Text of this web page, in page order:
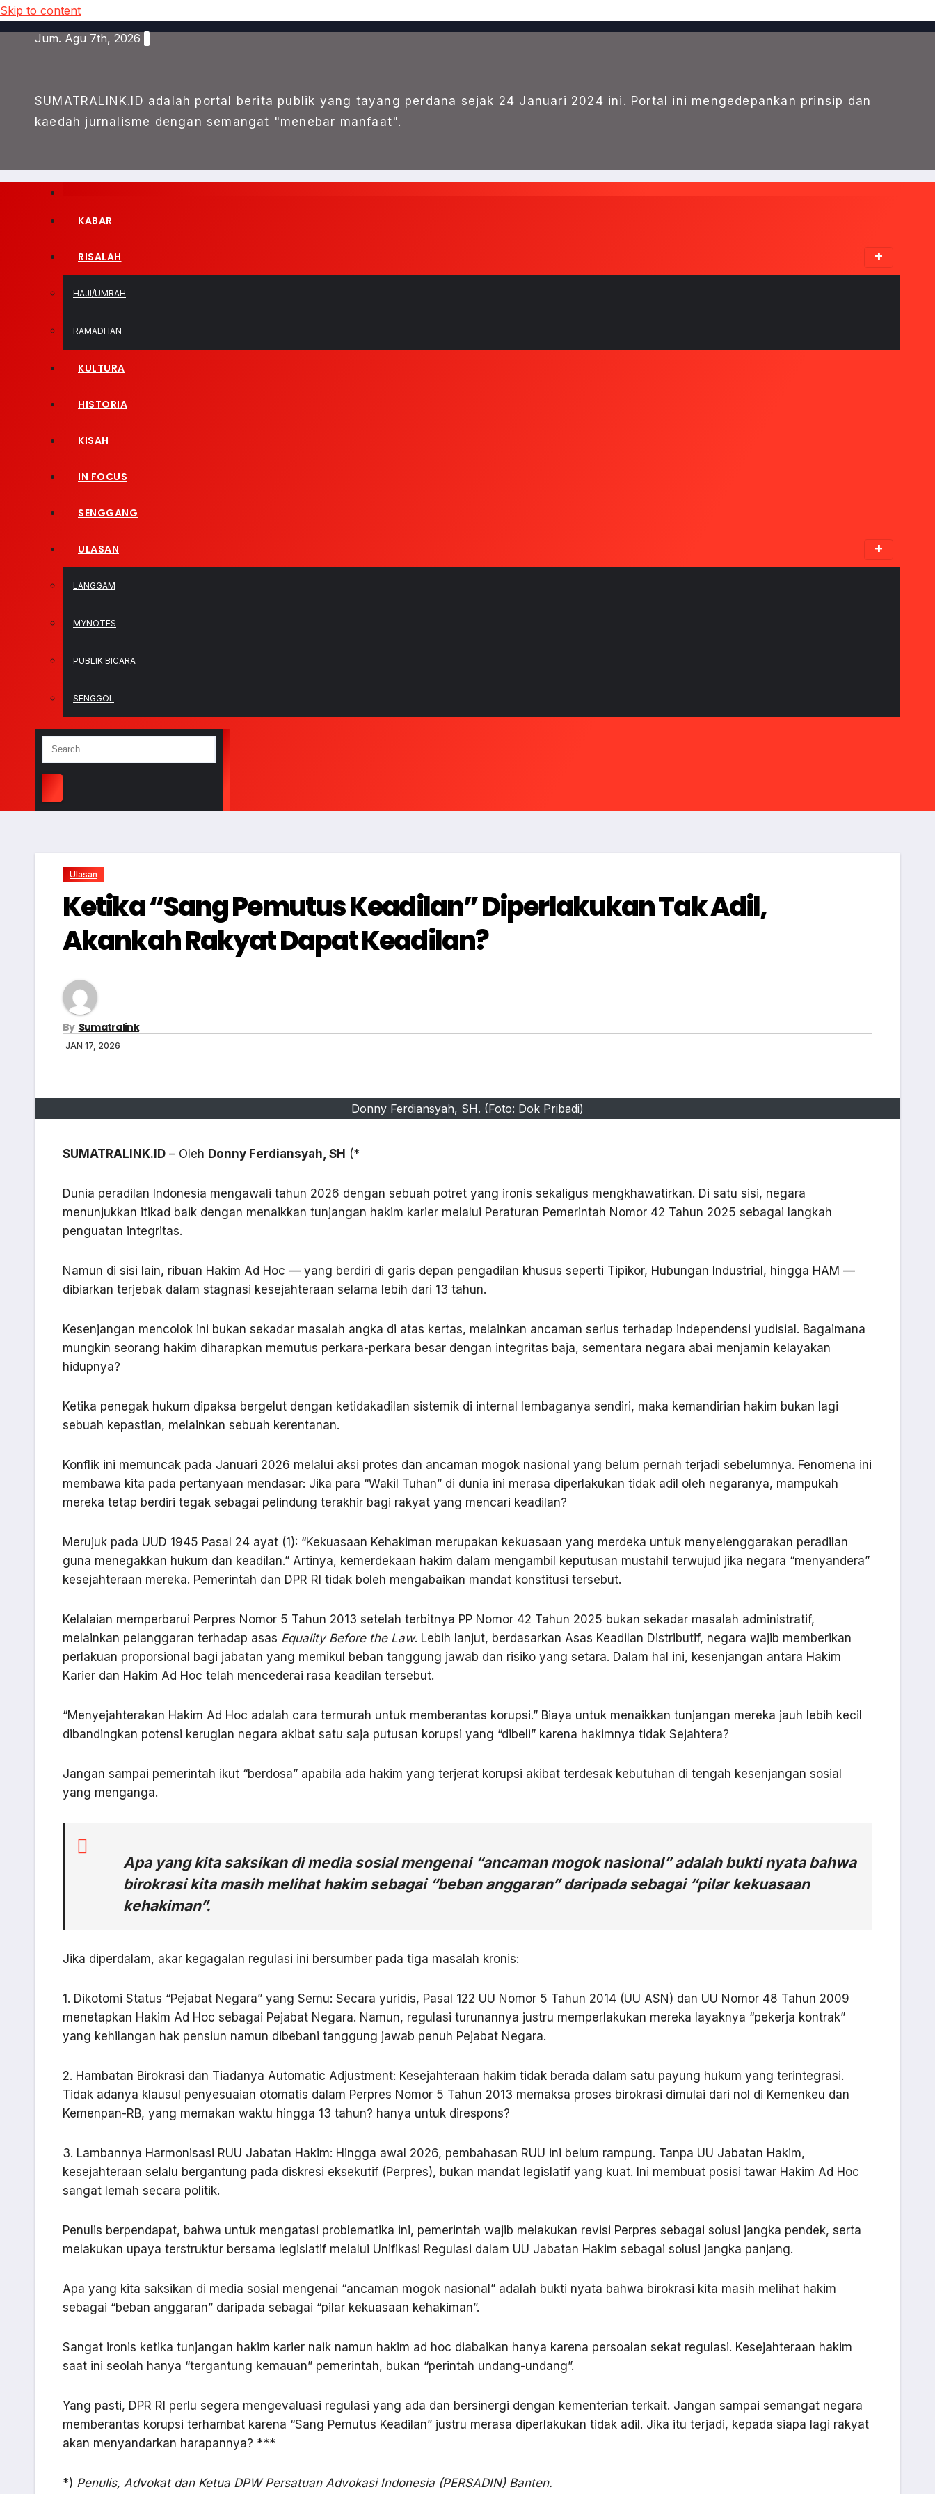
Skip to content
Jum. Agu 7th, 2026
SUMATRALINK.ID adalah portal berita publik yang tayang perdana sejak 24 Januari 2024 ini. Portal ini mengedepankan prinsip dan
kaedah jurnalisme dengan semangat "menebar manfaat".
KABAR
RISALAH
HAJI/UMRAH
RAMADHAN
KULTURA
HISTORIA
KISAH
IN FOCUS
SENGGANG
ULASAN
LANGGAM
MYNOTES
PUBLIK BICARA
SENGGOL
Ulasan
Ketika “Sang Pemutus Keadilan” Diperlakukan Tak Adil,
Akankah Rakyat Dapat Keadilan?
By Sumatralink
JAN 17, 2026
Donny Ferdiansyah, SH. (Foto: Dok Pribadi)
SUMATRALINK.ID – Oleh Donny Ferdiansyah, SH (*
Dunia peradilan Indonesia mengawali tahun 2026 dengan sebuah potret yang ironis sekaligus mengkhawatirkan. Di satu sisi, negara
menunjukkan itikad baik dengan menaikkan tunjangan hakim karier melalui Peraturan Pemerintah Nomor 42 Tahun 2025 sebagai langkah
penguatan integritas.
Namun di sisi lain, ribuan Hakim Ad Hoc — yang berdiri di garis depan pengadilan khusus seperti Tipikor, Hubungan Industrial, hingga HAM —
dibiarkan terjebak dalam stagnasi kesejahteraan selama lebih dari 13 tahun.
Kesenjangan mencolok ini bukan sekadar masalah angka di atas kertas, melainkan ancaman serius terhadap independensi yudisial. Bagaimana
mungkin seorang hakim diharapkan memutus perkara-perkara besar dengan integritas baja, sementara negara abai menjamin kelayakan
hidupnya?
Ketika penegak hukum dipaksa bergelut dengan ketidakadilan sistemik di internal lembaganya sendiri, maka kemandirian hakim bukan lagi
sebuah kepastian, melainkan sebuah kerentanan.
Konflik ini memuncak pada Januari 2026 melalui aksi protes dan ancaman mogok nasional yang belum pernah terjadi sebelumnya. Fenomena ini
membawa kita pada pertanyaan mendasar: Jika para “Wakil Tuhan” di dunia ini merasa diperlakukan tidak adil oleh negaranya, mampukah
mereka tetap berdiri tegak sebagai pelindung terakhir bagi rakyat yang mencari keadilan?
Merujuk pada UUD 1945 Pasal 24 ayat (1): “Kekuasaan Kehakiman merupakan kekuasaan yang merdeka untuk menyelenggarakan peradilan
guna menegakkan hukum dan keadilan.” Artinya, kemerdekaan hakim dalam mengambil keputusan mustahil terwujud jika negara “menyandera”
kesejahteraan mereka. Pemerintah dan DPR RI tidak boleh mengabaikan mandat konstitusi tersebut.
Kelalaian memperbarui Perpres Nomor 5 Tahun 2013 setelah terbitnya PP Nomor 42 Tahun 2025 bukan sekadar masalah administratif,
melainkan pelanggaran terhadap asas Equality Before the Law. Lebih lanjut, berdasarkan Asas Keadilan Distributif, negara wajib memberikan
perlakuan proporsional bagi jabatan yang memikul beban tanggung jawab dan risiko yang setara. Dalam hal ini, kesenjangan antara Hakim
Karier dan Hakim Ad Hoc telah mencederai rasa keadilan tersebut.
“Menyejahterakan Hakim Ad Hoc adalah cara termurah untuk memberantas korupsi.” Biaya untuk menaikkan tunjangan mereka jauh lebih kecil
dibandingkan potensi kerugian negara akibat satu saja putusan korupsi yang “dibeli” karena hakimnya tidak Sejahtera?
Jangan sampai pemerintah ikut “berdosa” apabila ada hakim yang terjerat korupsi akibat terdesak kebutuhan di tengah kesenjangan sosial
yang menganga.
Apa yang kita saksikan di media sosial mengenai “ancaman mogok nasional” adalah bukti nyata bahwa
birokrasi kita masih melihat hakim sebagai “beban anggaran” daripada sebagai “pilar kekuasaan
kehakiman”.
Jika diperdalam, akar kegagalan regulasi ini bersumber pada tiga masalah kronis:
1. Dikotomi Status “Pejabat Negara” yang Semu: Secara yuridis, Pasal 122 UU Nomor 5 Tahun 2014 (UU ASN) dan UU Nomor 48 Tahun 2009
menetapkan Hakim Ad Hoc sebagai Pejabat Negara. Namun, regulasi turunannya justru memperlakukan mereka layaknya “pekerja kontrak”
yang kehilangan hak pensiun namun dibebani tanggung jawab penuh Pejabat Negara.
2. Hambatan Birokrasi dan Tiadanya Automatic Adjustment: Kesejahteraan hakim tidak berada dalam satu payung hukum yang terintegrasi.
Tidak adanya klausul penyesuaian otomatis dalam Perpres Nomor 5 Tahun 2013 memaksa proses birokrasi dimulai dari nol di Kemenkeu dan
Kemenpan-RB, yang memakan waktu hingga 13 tahun? hanya untuk direspons?
3. Lambannya Harmonisasi RUU Jabatan Hakim: Hingga awal 2026, pembahasan RUU ini belum rampung. Tanpa UU Jabatan Hakim,
kesejahteraan selalu bergantung pada diskresi eksekutif (Perpres), bukan mandat legislatif yang kuat. Ini membuat posisi tawar Hakim Ad Hoc
sangat lemah secara politik.
Penulis berpendapat, bahwa untuk mengatasi problematika ini, pemerintah wajib melakukan revisi Perpres sebagai solusi jangka pendek, serta
melakukan upaya terstruktur bersama legislatif melalui Unifikasi Regulasi dalam UU Jabatan Hakim sebagai solusi jangka panjang.
Apa yang kita saksikan di media sosial mengenai “ancaman mogok nasional” adalah bukti nyata bahwa birokrasi kita masih melihat hakim
sebagai “beban anggaran” daripada sebagai “pilar kekuasaan kehakiman”.
Sangat ironis ketika tunjangan hakim karier naik namun hakim ad hoc diabaikan hanya karena persoalan sekat regulasi. Kesejahteraan hakim
saat ini seolah hanya “tergantung kemauan” pemerintah, bukan “perintah undang-undang”.
Yang pasti, DPR RI perlu segera mengevaluasi regulasi yang ada dan bersinergi dengan kementerian terkait. Jangan sampai semangat negara
memberantas korupsi terhambat karena “Sang Pemutus Keadilan” justru merasa diperlakukan tidak adil. Jika itu terjadi, kepada siapa lagi rakyat
akan menyandarkan harapannya? ***
*) Penulis, Advokat dan Ketua DPW Persatuan Advokasi Indonesia (PERSADIN) Banten.